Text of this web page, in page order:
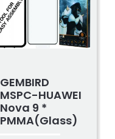
GEMBIRD
MSPC-HUAWEI
Nova 9 *
PMMA(glass)